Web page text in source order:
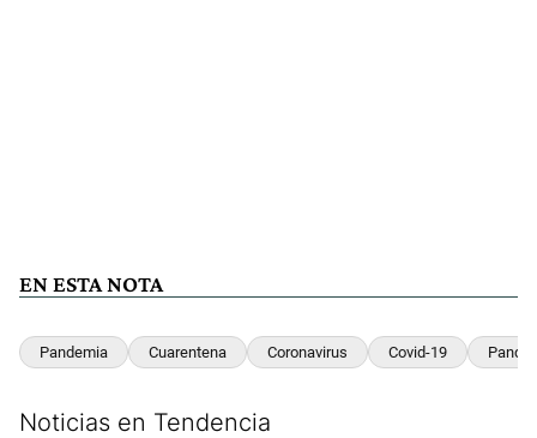
EN ESTA NOTA
Pandemia Cuarentena Coronavirus Covid-19
Noticias en Tendencia